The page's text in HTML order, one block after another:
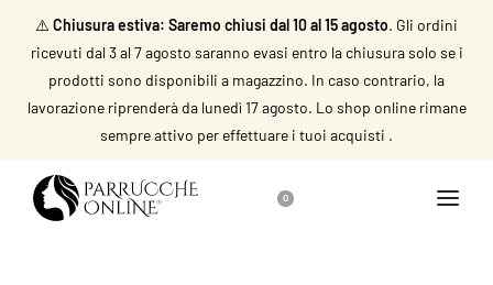
⚠️ Chiusura estiva: Saremo chiusi dal 10 al 15 agosto. Gli ordini
ricevuti dal 3 al 7 agosto saranno evasi entro la chiusura solo se i
prodotti sono disponibili a magazzino. In caso contrario, la
lavorazione riprenderà da lunedì 17 agosto. Lo shop online rimane
sempre attivo per effettuare i tuoi acquisti .
0